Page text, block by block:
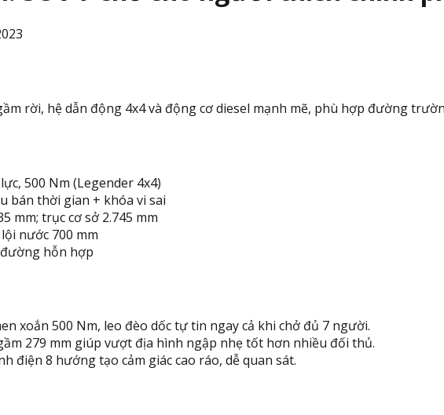
rời, hệ dẫn động 4x4 và động cơ diesel mạnh mẽ, phù hợp đường
500 Nm (Legender 4x4)
bán thời gian + khóa vi sai
mm; trục cơ sở 2.745 mm
nước 700 mm
hỗn hợp
xoắn 500 Nm, leo đèo dốc tự tin ngay cả khi chở đủ 7 người.
279 mm giúp vượt địa hình ngập nhẹ tốt hơn nhiều đối thủ.
điện 8 hướng tạo cảm giác cao ráo, dễ quan sát.